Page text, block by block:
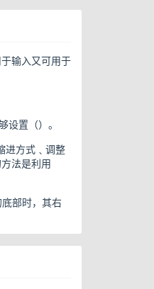
输入又可用于
设置（）。
进方式﹑调整
法是利用
部时，其右